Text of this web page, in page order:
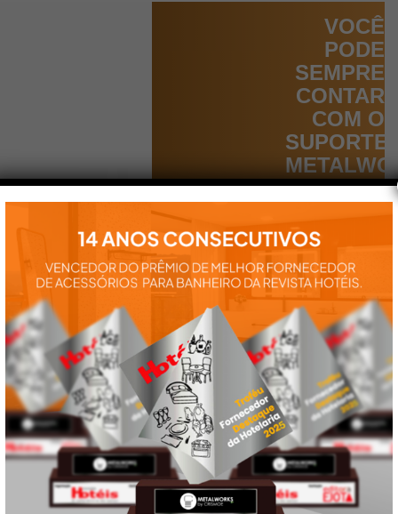
VOCÊ
PODE
SEMPRE
CONTAR
COM O
SUPORTE
Aqui você
instalação e
utilização de
nossos
produtos:
manuais,
vídeos,
catálogos e
tudo mais que
precisa.
VEJA
TAMBÉM